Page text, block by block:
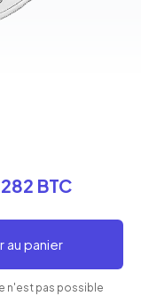
BTC
au panier
n'est pas possible